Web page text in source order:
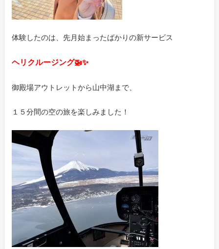
体験したのは、先月始まったばかりの新サービス
ヘリクルージング🚁✨
御殿場アウトレットから山中湖まで、
１５分間の空の旅を楽しみました！